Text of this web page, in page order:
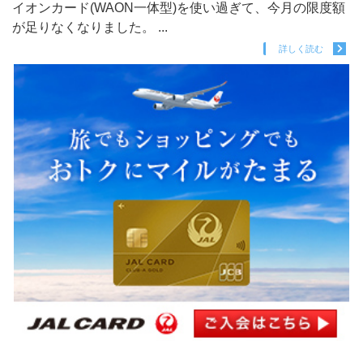
イオンカード(WAON一体型)を使い過ぎて、今月の限度額
が足りなくなりました。 ...
詳しく読む